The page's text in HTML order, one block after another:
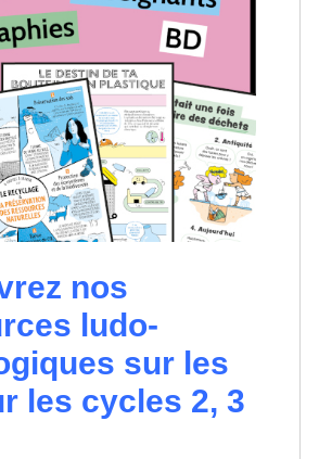
nos
ludo-
sur les
les cycles 2, 3